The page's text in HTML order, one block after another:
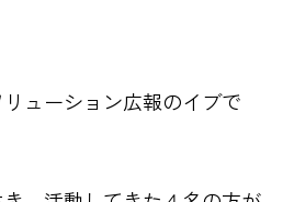
ューション広報のイブで